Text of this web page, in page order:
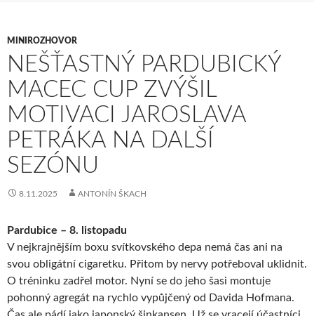
MINIROZHOVOR
NEŠŤASTNÝ PARDUBICKÝ
MACEC CUP ZVÝŠIL
MOTIVACI JAROSLAVA
PETRÁKA NA DALŠÍ
SEZÓNU
8.11.2025 ANTONÍN ŠKACH
Pardubice – 8. listopadu
V nejkrajnějším boxu svítkovského depa nemá čas ani na
svou obligátní cigaretku. Přitom by nervy potřeboval uklidnit.
O tréninku zadřel motor. Nyní se do jeho šasi montuje
pohonný agregát na rychlo vypůjčený od Davida Hofmana.